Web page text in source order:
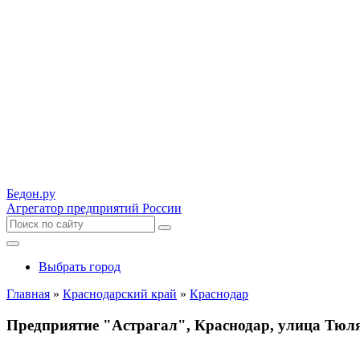
Бедон.ру
Агрегатор предприятий России
Выбрать город
Главная » Краснодарский край » Краснодар
Предприятие "Астрагал", Краснодар, улица